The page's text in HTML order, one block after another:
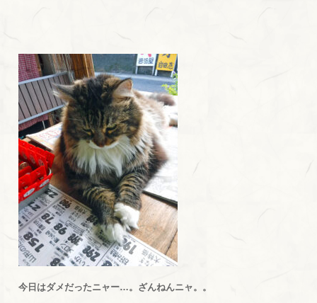
今日はダメだったニャー…。ざんねんニャ。。